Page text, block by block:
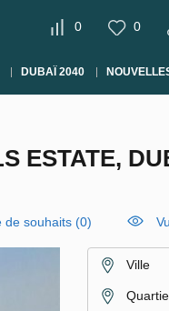
0 0
DUBAÏ 2040
ESTATE,
de souhaits (0)
Ville